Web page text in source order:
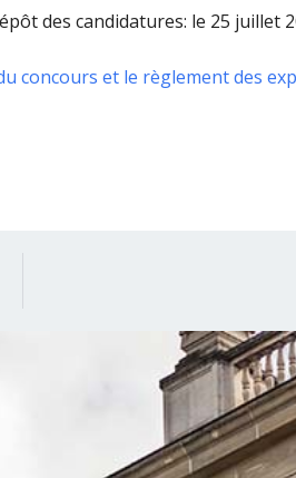
des candidatures: le 25 juillet
concours et le règlement des